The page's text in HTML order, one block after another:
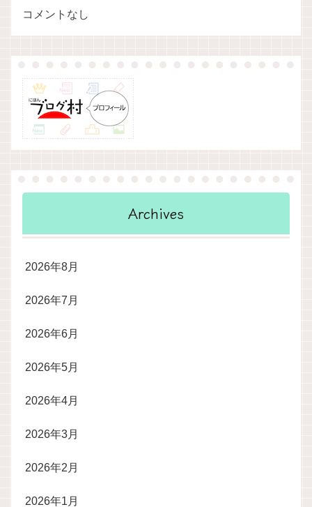
コメントなし
Archives
2026年8月
2026年7月
2026年6月
2026年5月
2026年4月
2026年3月
2026年2月
2026年1月